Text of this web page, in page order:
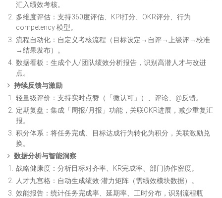
汇入绩效考核。
多维度评估：支持360度评估、KPI打分、OKR评分、行为
competency 模型。
流程自动化：自定义考核流程（目标设定→自评→上级评→校准
→结果发布）。
数据看板：生成个人/团队绩效分析报告，识别高潜人才与改进
点。
持续反馈与激励
轻量级评价：支持实时点赞（「微认可」）、评论、@反馈。
定期复盘：集成「周报/月报」功能，关联OKR进展，减少重复汇
报。
积分体系：将任务完成、目标达成行为转化为积分，关联激励兑
换。
数据分析与智能洞察
战略健康度：分析目标对齐率、KR完成率、部门协作密度。
人才九宫格：自动生成绩效-潜力矩阵（需绩效模块数据）。
效能报告：统计任务完成率、延期率、工时分布，识别流程瓶